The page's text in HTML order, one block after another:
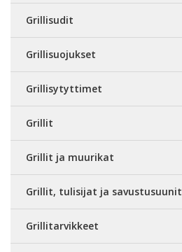
Grillisudit
Grillisuojukset
Grillisytyttimet
Grillit
Grillit ja muurikat
Grillit, tulisijat ja savustusuunit
Grillitarvikkeet